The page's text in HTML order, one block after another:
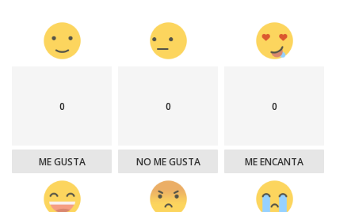
0
ME GUSTA
0
NO ME GUSTA
0
ME ENCANTA